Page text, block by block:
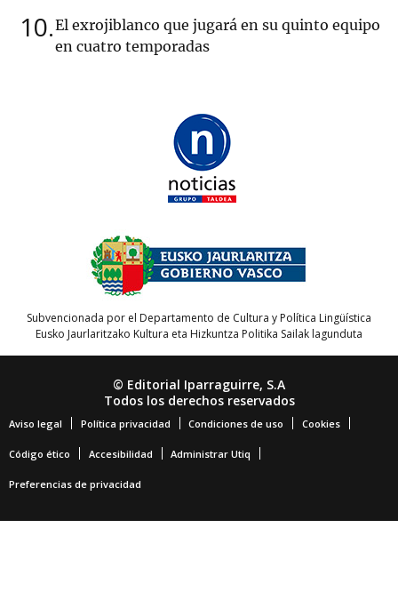
10 El exrojiblanco que jugará en su quinto equipo
en cuatro temporadas
Subvencionada por el Departamento de Cultura y Política Lingüística
Eusko Jaurlaritzako Kultura eta Hizkuntza Politika Sailak lagunduta
© Editorial Iparraguirre, S.A
Todos los derechos reservados
Aviso legal Política privacidad Condiciones de uso Cookies
Código ético Accesibilidad Administrar Utiq
Preferencias de privacidad